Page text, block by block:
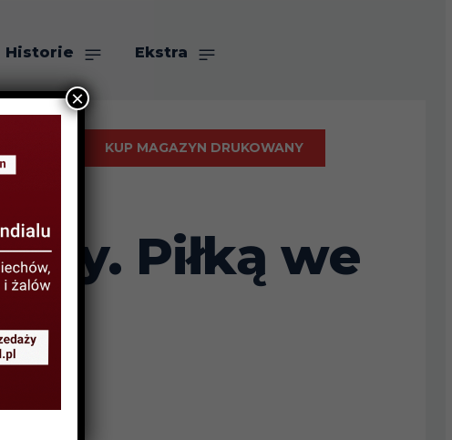
Historie Ekstra
KUP MAGAZYN DRUKOWANY
Piłką we
×